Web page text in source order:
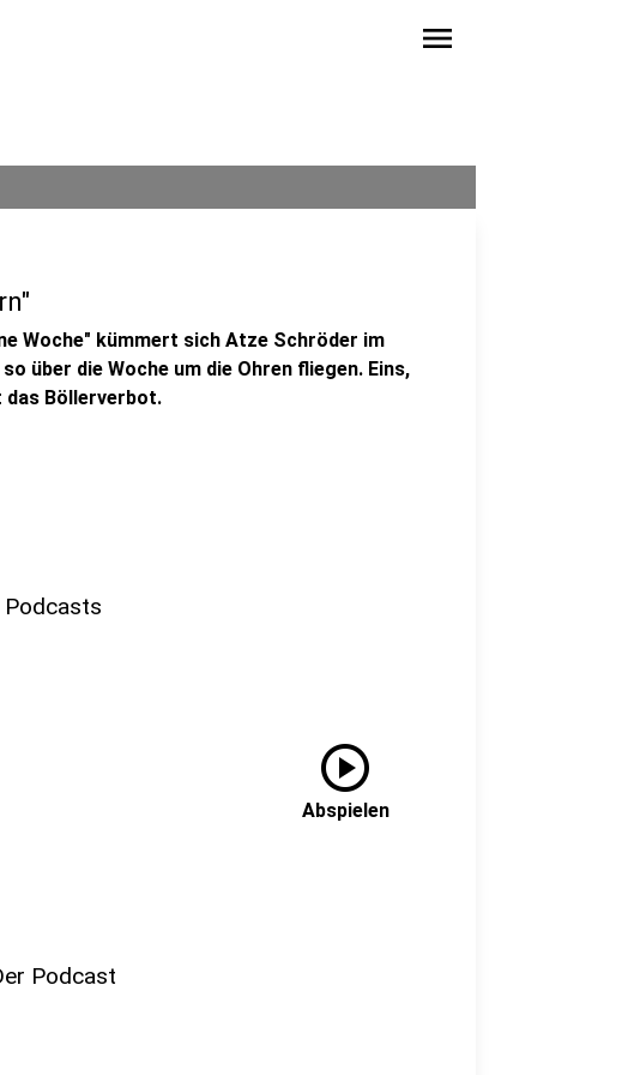
menu
Woche" kümmert sich Atze Schröder im
über die Woche um die Ohren fliegen. Eins,
das Böllerverbot.
Podcasts
play_circle
Abspielen
Podcast